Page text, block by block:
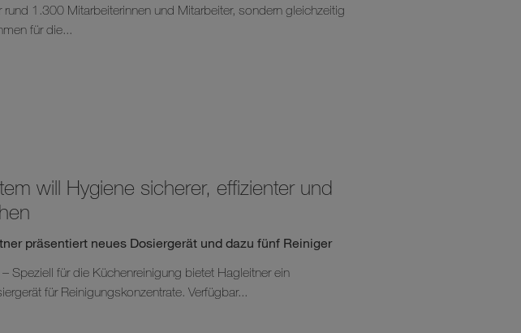
rund 1.300 Mitarbeiterinnen und Mitarbeiter, sondern gleichzeitig
für die...
will Hygiene sicherer, effizienter und
präsentiert neues Dosiergerät und dazu fünf Reiniger
Speziell für die Küchenreinigung bietet Hagleitner ein
für Reinigungskonzentrate. Verfügbar...